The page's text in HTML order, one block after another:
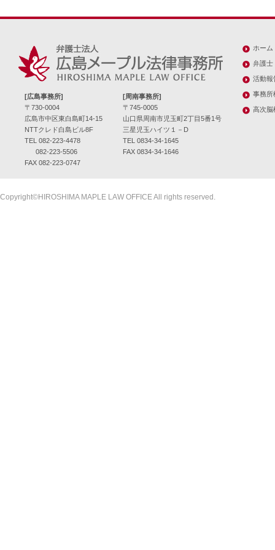
[広島事務所]
〒730-0004
広島市中区東白島町14-15
NTTクレド白島ビル8F
TEL 082-223-4478
082-223-5506
FAX 082-223-0747
[周南事務所]
〒745-0005
山口県周南市児玉町2丁目5番1号
三星児玉ハイツ１－D
TEL 0834-34-1645
FAX 0834-34-1646
ホーム
弁護士
活動報
事務所
高次脳
Copyright©HIROSHIMA MAPLE LAW OFFICE All rights reserved.